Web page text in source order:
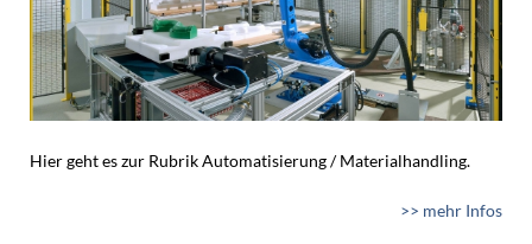
Hier geht es zur Rubrik Automatisierung / Materialhandling.
>> mehr Infos